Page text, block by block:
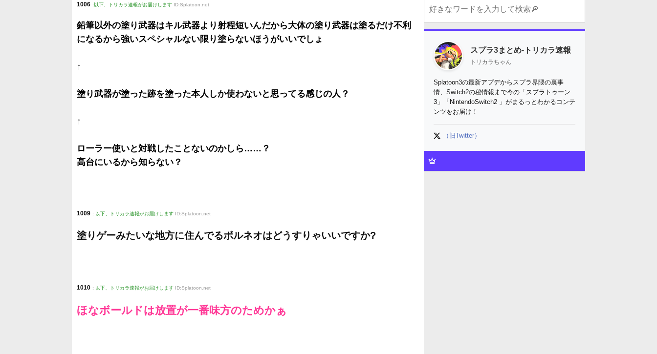
1006 : 以下、トリカラ速報がお届けします ID:Splatoon.net
鉛筆以外の塗り武器はキル武器より射程短いんだから大体の塗り武器は塗るだけ不利
になるから強いスペシャルない限り塗らないほうがいいでしょ
↑
塗り武器が塗った跡を塗った本人しか使わないと思ってる感じの人？
↑
ローラー使いと対戦したことないのかしら……？
高台にいるから知らない？
1009 : 以下、トリカラ速報がお届けします ID:Splatoon.net
塗りゲーみたいな地方に住んでるボルネオはどうすりゃいいですか?
1010 : 以下、トリカラ速報がお届けします ID:Splatoon.net
ほなボールドは放置が一番味方のためかぁ
スプラ3まとめ-トリカラ速報
トリカラちゃん
Splatoon3の最新アプデからスプラ界隈の裏事
情、Switch2の秘情報まで今の「スプラトゥーン
3」「NintendoSwitch2 」がまるっとわかるコンテ
ンツをお届け！
（旧Twitter）